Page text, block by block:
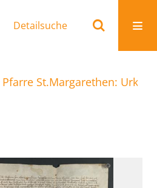
Detailsuche
Pfarre St.Margarethen: